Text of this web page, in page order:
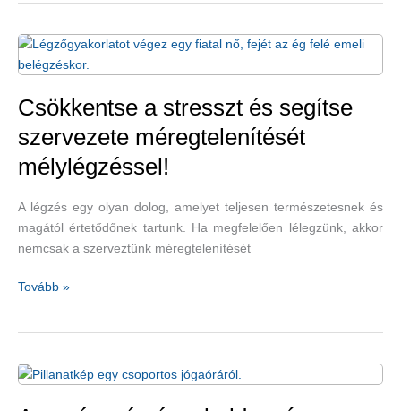
Csökkentse a stresszt és segítse
szervezete méregtelenítését
mélylégzéssel!
A légzés egy olyan dolog, amelyet teljesen természetesnek és
magától értetődőnek tartunk. Ha megfelelően lélegzünk, akkor
nemcsak a szerveztünk méregtelenítését
Csökkentse
segítse
szervezete
Tovább »